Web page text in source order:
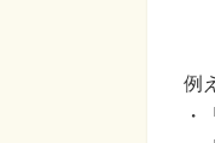
例
・